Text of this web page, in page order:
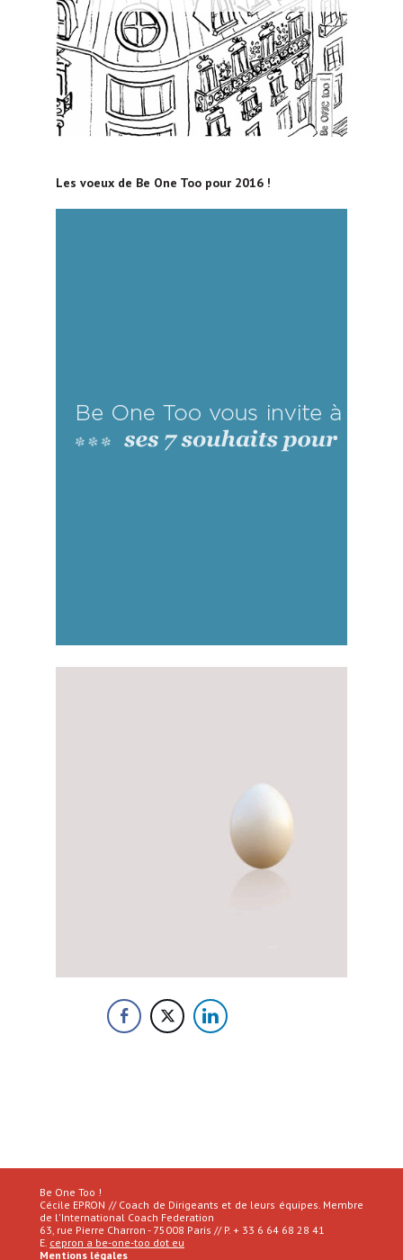
Les voeux de Be One Too pour 2016 !
Be One Too !
Cécile EPRON // Coach de Dirigeants et de leurs équipes. Membre
de l'International Coach Federation
63, rue Pierre Charron - 75008 Paris // P. + 33 6 64 68 28 41
E. cepron a be-one-too dot eu
Mentions légales